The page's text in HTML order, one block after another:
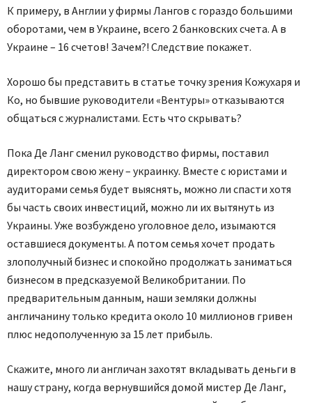
К примеру, в Англии у фирмы Лангов с гораздо большими
оборотами, чем в Украине, всего 2 банковских счета. А в
Украине – 16 счетов! Зачем?! Следствие покажет.
Хорошо бы представить в статье точку зрения Кожухаря и
Ко, но бывшие руководители «Вентуры» отказываются
общаться с журналистами. Есть что скрывать?
Пока Де Ланг сменил руководство фирмы, поставил
директором свою жену – украинку. Вместе с юристами и
аудиторами семья будет выяснять, можно ли спасти хотя
бы часть своих инвестиций, можно ли их вытянуть из
Украины. Уже возбуждено уголовное дело, изымаются
оставшиеся документы. А потом семья хочет продать
злополучный бизнес и спокойно продолжать заниматься
бизнесом в предсказуемой Великобритании. По
предварительным данным, наши земляки должны
англичанину только кредита около 10 миллионов гривен
плюс недополученную за 15 лет прибыль.
Скажите, много ли англичан захотят вкладывать деньги в
нашу страну, когда вернувшийся домой мистер Де Ланг,